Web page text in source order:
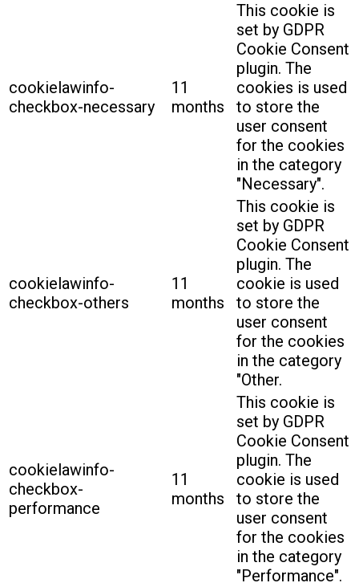
cookielawinfo-
checkbox-necessary
11
months
This cookie is
set by GDPR
Cookie Consent
plugin. The
cookies is used
to store the
user consent
for the cookies
in the category
"Necessary".
cookielawinfo-
checkbox-others
11
months
This cookie is
set by GDPR
Cookie Consent
plugin. The
cookie is used
to store the
user consent
for the cookies
in the category
"Other.
cookielawinfo-
checkbox-
performance
11
months
This cookie is
set by GDPR
Cookie Consent
plugin. The
cookie is used
to store the
user consent
for the cookies
in the category
"Performance".